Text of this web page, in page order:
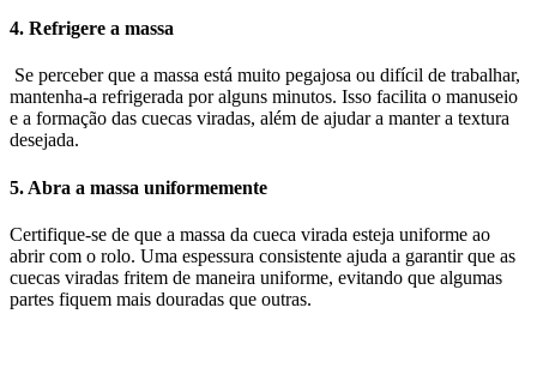
4. Refrigere a massa
Se perceber que a massa está muito pegajosa ou difícil de trabalhar,
mantenha-a refrigerada por alguns minutos. Isso facilita o manuseio
e a formação das cuecas viradas, além de ajudar a manter a textura
desejada.
5. Abra a massa uniformemente
Certifique-se de que a massa da cueca virada esteja uniforme ao
abrir com o rolo. Uma espessura consistente ajuda a garantir que as
cuecas viradas fritem de maneira uniforme, evitando que algumas
partes fiquem mais douradas que outras.